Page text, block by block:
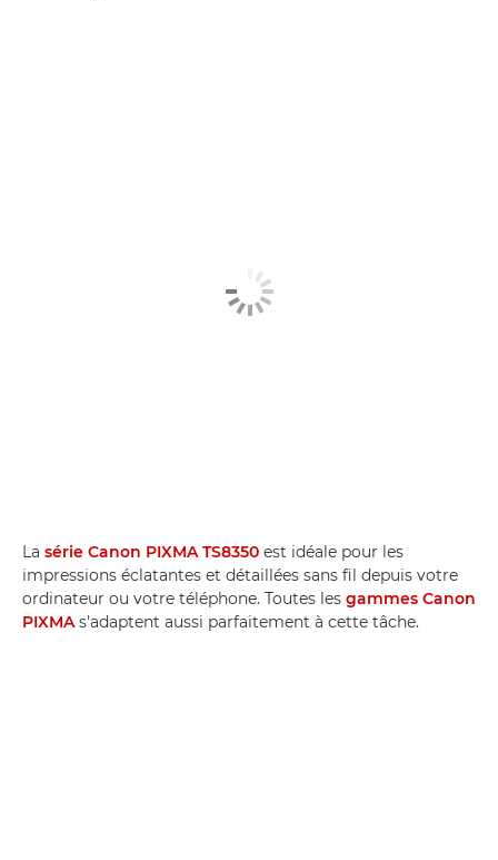
La série Canon PIXMA TS8350 est idéale pour les
impressions éclatantes et détaillées sans fil depuis votre
ordinateur ou votre téléphone. Toutes les gammes Canon
PIXMAs'adaptent aussi parfaitement à cette tâche.